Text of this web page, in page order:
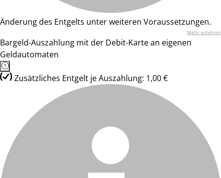
Änderung des Entgelts unter weiteren Voraussetzungen.
Mehr erfahren
Bargeld-Auszahlung mit der Debit-Karte an eigenen
Geldautomaten
Zusätzliches Entgelt je Auszahlung: 1,00 €